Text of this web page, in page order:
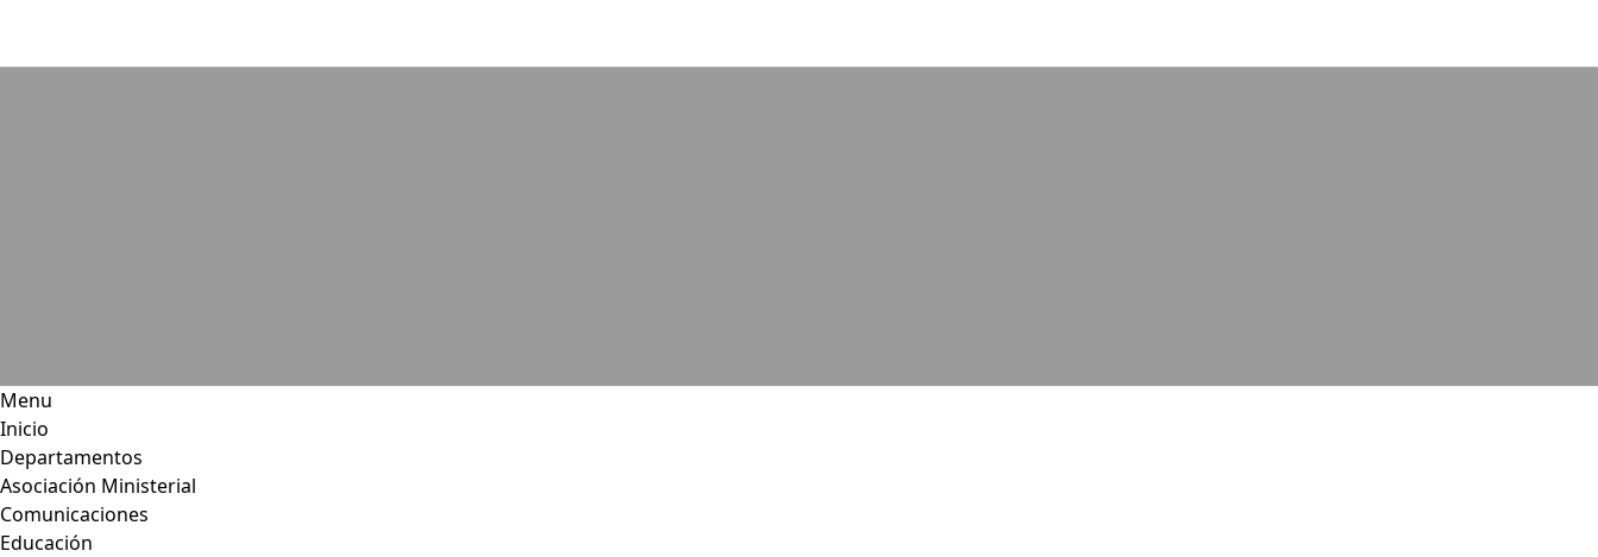
Menu
Inicio
Departamentos
Asociación Ministerial
Comunicaciones
Educación